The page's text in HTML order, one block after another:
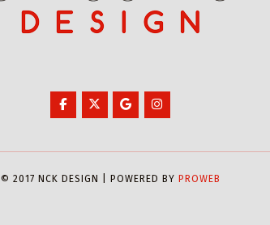
© 2017 NCK DESIGN | POWERED BY PROWEB